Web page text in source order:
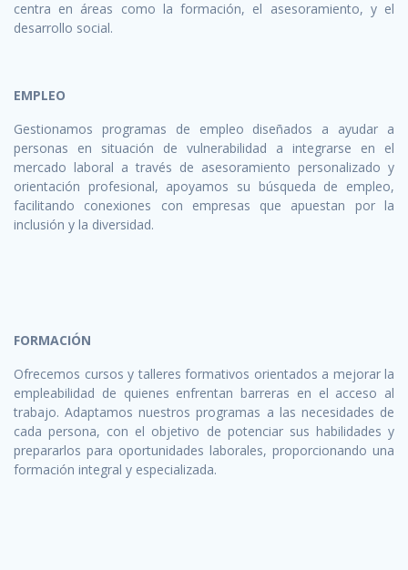
centra en áreas como la formación, el asesoramiento, y el
desarrollo social.
EMPLEO
Gestionamos programas de empleo diseñados a ayudar a
personas en situación de vulnerabilidad a integrarse en el
mercado laboral a través de asesoramiento personalizado y
orientación profesional, apoyamos su búsqueda de empleo,
facilitando conexiones con empresas que apuestan por la
inclusión y la diversidad.
FORMACIÓN
Ofrecemos cursos y talleres formativos orientados a mejorar la
empleabilidad de quienes enfrentan barreras en el acceso al
trabajo. Adaptamos nuestros programas a las necesidades de
cada persona, con el objetivo de potenciar sus habilidades y
prepararlos para oportunidades laborales, proporcionando una
formación integral y especializada.